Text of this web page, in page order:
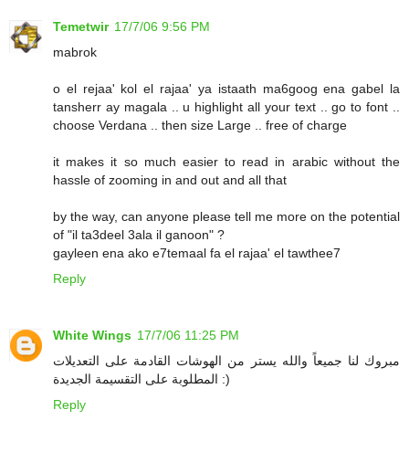
Temetwir 17/7/06 9:56 PM
mabrok
o el rejaa' kol el rajaa' ya istaath ma6goog ena gabel la
tansherr ay magala .. u highlight all your text .. go to font ..
choose Verdana .. then size Large .. free of charge
it makes it so much easier to read in arabic without the
hassle of zooming in and out and all that
by the way, can anyone please tell me more on the potential
of "il ta3deel 3ala il ganoon" ?
gayleen ena ako e7temaal fa el rajaa' el tawthee7
Reply
White Wings 17/7/06 11:25 PM
مبروك لنا جميعاً والله يستر من الهوشات القادمة على التعديلات
المطلوبة على التقسيمة الجديدة :)
Reply